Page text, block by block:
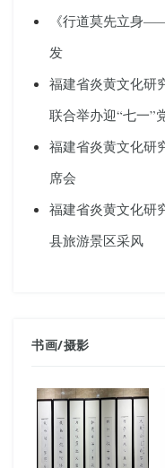
《行道莫先立身
发
福建省炎黄文化研
联合举办迎“七一”
福建省炎黄文化研
席会
福建省炎黄文化研
县旅游景区采风
书画/摄影